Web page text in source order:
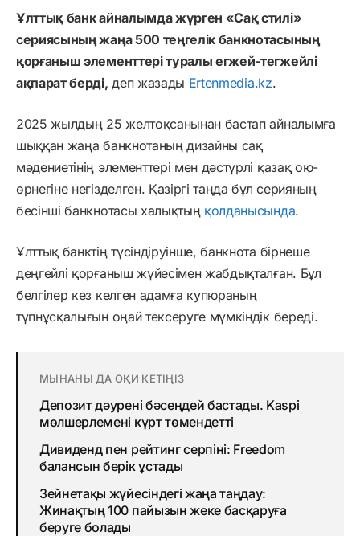
Ұлттық банк айналымда жүрген «Сақ стилі»
сериясының жаңа 500 теңгелік банкнотасының
қорғаныш элементтері туралы егжей-тегжейлі
ақпарат берді, деп жазады Ertenmedia.kz.
2025 жылдың 25 желтоқсанынан бастап айналымға
шыққан жаңа банкнотаның дизайны сақ
мәдениетінің элементтері мен дәстүрлі қазақ ою-
өрнегіне негізделген. Қазіргі таңда бұл серияның
бесінші банкнотасы халықтың қолданысында.
Ұлттық банктің түсіндіруінше, банкнота бірнеше
деңгейлі қорғаныш жүйесімен жабдықталған. Бұл
белгілер кез келген адамға купюраның
түпнұсқалығын оңай тексеруге мүмкіндік береді.
МЫНАНЫ ДА ОҚИ КЕТІҢІЗ
Депозит дәурені бәсеңдей бастады. Kaspi
мөлшерлемені күрт төмендетті
Дивиденд пен рейтинг серпіні: Freedom
балансын берік ұстады
Зейнетақы жүйесіндегі жаңа таңдау:
Жинақтың 100 пайызын жеке басқаруға
беруге болады